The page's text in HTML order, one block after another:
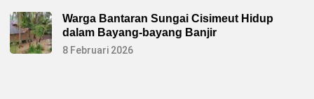
Warga Bantaran Sungai Cisimeut Hidup
dalam Bayang-bayang Banjir
8 Februari 2026